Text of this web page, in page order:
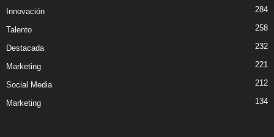
Innovación 284
Talento 258
Destacada 232
Marketing 221
Social Media 212
Marketing 134